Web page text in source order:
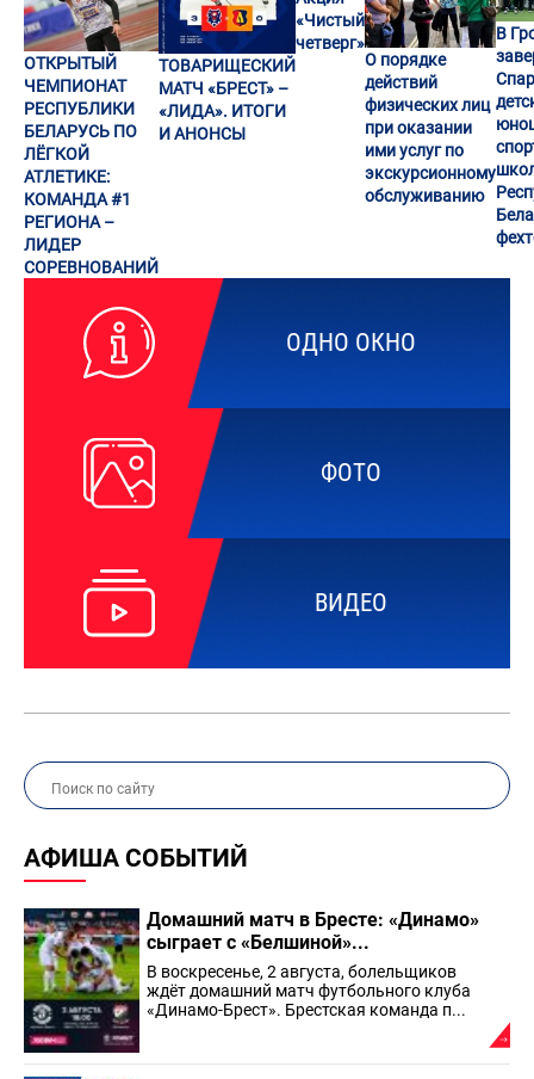
ОДНО ОКНО
ФОТО
ВИДЕО
АФИША СОБЫТИЙ
Домашний матч в Бресте: «Динамо»
сыграет с «Белшиной»...
В воскресенье, 2 августа, болельщиков
ждёт домашний матч футбольного клуба
«Динамо-Брест». Брестская команда п...
ОТКРЫТЫЙ
ЧЕМПИОНАТ
РЕСПУБЛИКИ
БЕЛАРУСЬ ПО
ЛЁГКОЙ
АТЛЕТИКЕ:
КОМАНДА #1
РЕГИОНА –
ЛИДЕР
СОРЕВНОВАНИЙ
ТОВАРИЩЕСКИЙ
МАТЧ «БРЕСТ» –
«ЛИДА». ИТОГИ
И АНОНСЫ
«Чистый
четверг»
О порядке
действий
физических лиц
при оказании
ими услуг по
экскурсионному
обслуживанию
В